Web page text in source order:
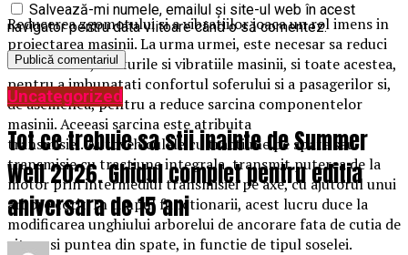
Reducerea zgomotului si a vibratiilor joaca un rol imens in
proiectarea masinii. La urma urmei, este necesar sa reduci
scrasniturile, loviturile si vibratiile masinii, si toate acestea,
pentru a imbunatati confortul soferului si a pasagerilor si,
de asemenea, pentru a reduce sarcina componentelor
masinii. Aceeasi sarcina este atribuita
transmisiei. Autovehiculele cu tractiune pe spate sau
transmisie cu tractiune integrala, transmit puterea de la
motor prin intermediul transmisiei pe axe, cu ajutorul unui
arbore cotit. In timpul functionarii, acest lucru duce la
modificarea unghiului arborelui de ancorare fata de cutia de
viteze si puntea din spate, in functie de tipul soselei.
Salvează-mi numele, emailul și site-ul web în acest
navigator pentru data viitoare când o să comentez.
Uncategorized
Tot ce trebuie sa stii inainte de Summer
Well 2026. Ghidul complet pentru editia
aniversara de 15 ani